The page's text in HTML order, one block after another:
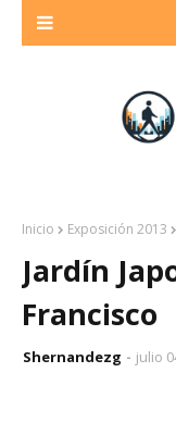
Inicio Exposición 2013
Jardín
Francisco
Shernandezg julio